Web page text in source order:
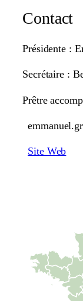
Contact
Présidente :
Secrétaire :
Prêtre
Site Web